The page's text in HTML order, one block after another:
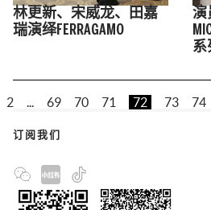
林更新、宋威龙、田嘉
瑞演绎FERRAGAMO
演
系
2 ... 69 70 71 72 73 74
订阅我们